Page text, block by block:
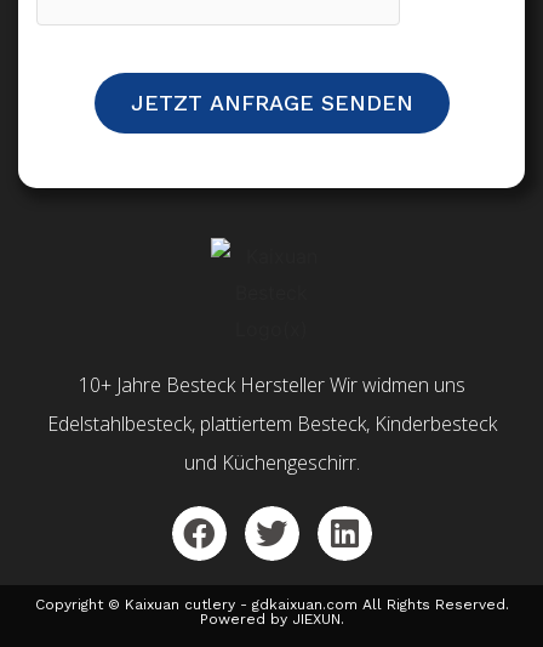
JETZT ANFRAGE SENDEN
10+ Jahre Besteck Hersteller Wir widmen uns
Edelstahlbesteck, plattiertem Besteck, Kinderbesteck
und Küchengeschirr.
Copyright © Kaixuan cutlery - gdkaixuan.com All Rights Reserved.
Powered by JIEXUN.